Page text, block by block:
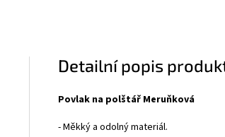
Detailní popis
Povlak na polštář Meruňková
- Měkký a odolný materiál.